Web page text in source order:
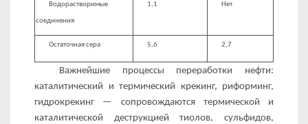
Водорастворимые
соединения
1,1 Нет
Остаточная сера 5,6 2,7
Важнейшие процессы переработки нефти:
каталитический и термический крекинг, риформинг,
гидрокрекинг — сопровож­даются термической и
каталитической деструкцией тиолов, сульфидов,